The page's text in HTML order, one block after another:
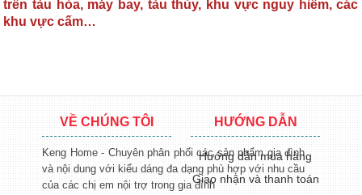
trên tàu hỏa, máy bay, tàu thủy, khu vực nguy hiểm, các
khu vực cấm…
VỀ CHÚNG TÔI
Keng Home - Chuyên phân phối các sản phẩm gia đình
và nội dung với kiểu dáng đa dạng phù hợp với nhu cầu
của các chị em nội trợ trong gia đình
HƯỚNG DẪN
Hướng dẫn mua hàng
Giao nhận và thanh toán